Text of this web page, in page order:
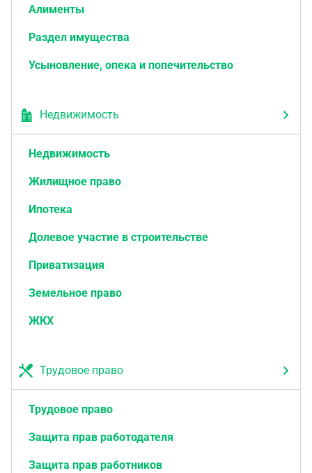
Алименты
Раздел имущества
Усыновление, опека и попечительство
Недвижимость
Недвижимость
Жилищное право
Ипотека
Долевое участие в строительстве
Приватизация
Земельное право
ЖКХ
Трудовое право
Трудовое право
Защита прав работодателя
Защита прав работников